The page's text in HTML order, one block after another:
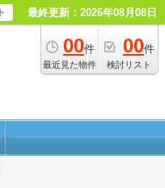
最終更新：2026年08月08日
00件
最近見た物件
00件
検討リスト